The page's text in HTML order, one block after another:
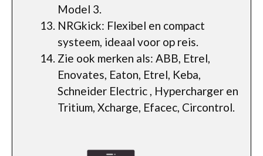
Model 3.
NRGkick: Flexibel en compact
systeem, ideaal voor op reis.
Zie ook merken als: ABB, Etrel,
Enovates, Eaton, Etrel, Keba,
Schneider Electric , Hypercharger en
Tritium, Xcharge, Efacec, Circontrol.